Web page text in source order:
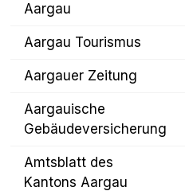
Aargau
Aargau Tourismus
Aargauer Zeitung
Aargauische
Gebäudeversicherung
Amtsblatt des
Kantons Aargau